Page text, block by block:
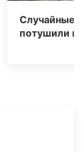
Случайные
потушили